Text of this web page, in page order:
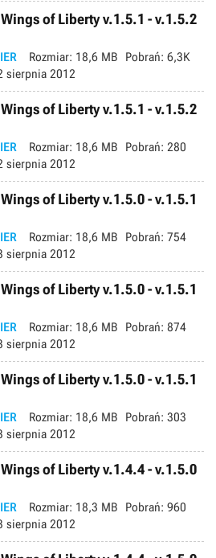
of Liberty v.1.5.1 - v.1.5.2
Rozmiar: 18,6 MB Pobrań: 6,3K
sierpnia 2012
of Liberty v.1.5.1 - v.1.5.2
Rozmiar: 18,6 MB Pobrań: 280
sierpnia 2012
of Liberty v.1.5.0 - v.1.5.1
Rozmiar: 18,6 MB Pobrań: 754
sierpnia 2012
of Liberty v.1.5.0 - v.1.5.1
Rozmiar: 18,6 MB Pobrań: 874
sierpnia 2012
of Liberty v.1.5.0 - v.1.5.1
Rozmiar: 18,6 MB Pobrań: 303
sierpnia 2012
of Liberty v.1.4.4 - v.1.5.0
Rozmiar: 18,3 MB Pobrań: 960
sierpnia 2012